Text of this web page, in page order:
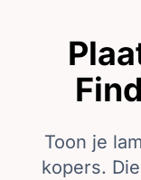
Toon je
kopers.